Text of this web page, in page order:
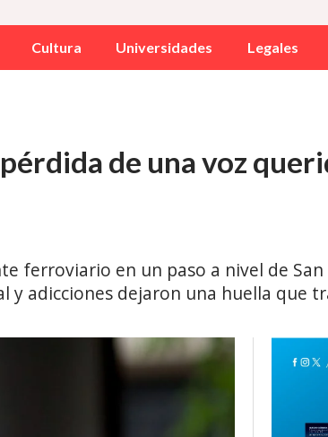
Cultura Universidades Legales
de una voz
ferroviario en un paso a nivel de
adicciones dejaron una huella que